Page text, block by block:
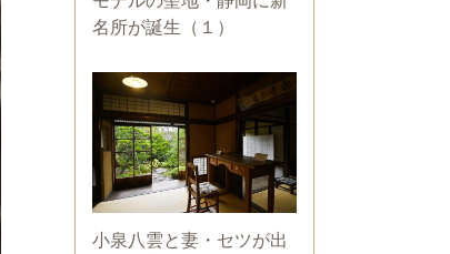
名所が誕生（１）
小泉八雲と妻・セツが出